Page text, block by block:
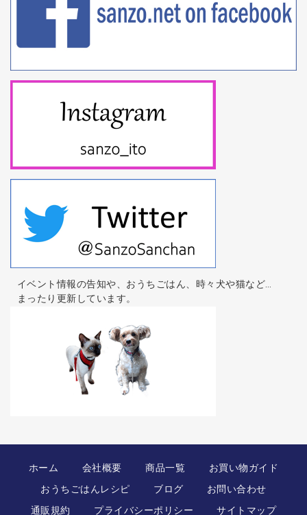
イベント情報の告知や、おうちごはん、時々犬や猫など…
まったり更新しています。
ホーム 会社概要 商品一覧 お買い物ガイド
おうちごはんレシピ ブログ お問い合わせ
通販規約 プライバシーポリシー サイトマップ